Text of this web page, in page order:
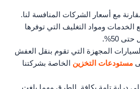
مع أسعار الشركات المنافسة لنا.
ومواد التغليف التي توفرها
50%.
المجهزة التي تقوم بنقل العفش
مستودعات التخزين الخاصة بشركتنا
دراية تامة بكافة الطرق مهما بلغت